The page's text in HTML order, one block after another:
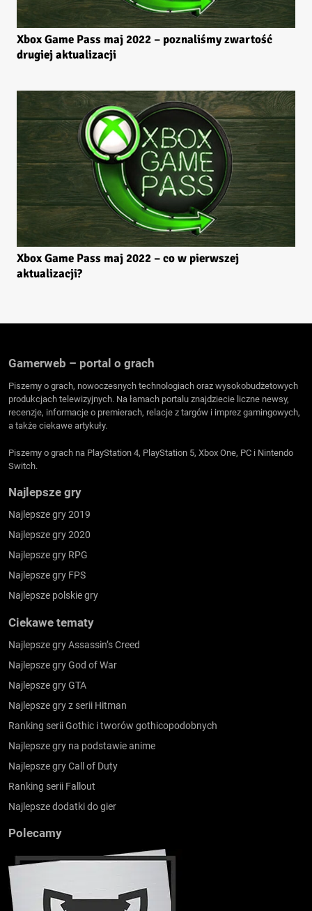
Xbox Game Pass maj 2022 – poznaliśmy zwartość
drugiej aktualizacji
Xbox Game Pass maj 2022 – co w pierwszej
aktualizacji?
Gamerweb – portal o grach
Piszemy o grach, nowoczesnych technologiach oraz wysokobudżetowych
produkcjach telewizyjnych. Na łamach portalu znajdziecie liczne newsy,
recenzje, informacje o premierach, relacje z targów i imprez gamingowych,
a także ciekawe artykuły.
Piszemy o grach na PlayStation 4, PlayStation 5, Xbox One, PC i Nintendo
Switch.
Najlepsze gry
Najlepsze gry 2019
Najlepsze gry 2020
Najlepsze gry RPG
Najlepsze gry FPS
Najlepsze polskie gry
Ciekawe tematy
Najlepsze gry Assassin’s Creed
Najlepsze gry God of War
Najlepsze gry GTA
Najlepsze gry z serii Hitman
Ranking serii Gothic i tworów gothicopodobnych
Najlepsze gry na podstawie anime
Najlepsze gry Call of Duty
Ranking serii Fallout
Najlepsze dodatki do gier
Polecamy